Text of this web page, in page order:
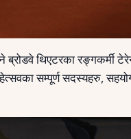
थिएटरका रङ्गकर्मी
सम्पूर्ण सदस्यहरु,